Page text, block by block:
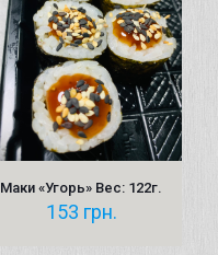
Маки «Угорь» Вес: 122г.
153 грн.